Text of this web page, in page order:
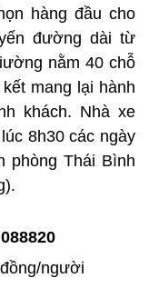
hàng đầu cho
đường dài từ
nằm 40 chỗ
mang lại hành
khách. Nhà xe
8h30 các ngày
phòng Thái Bình
người